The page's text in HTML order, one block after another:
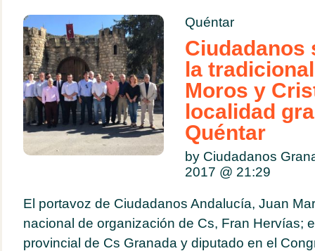
Quéntar
Ciudadanos
la
Moros y
localidad
Quéntar
by Ciudadanos
2017 @ 21:29
El portavoz de Ciudadanos Andalucía, Juan
nacional de organización de Cs, Fran Hervías;
provincial de Cs Granada y diputado en el